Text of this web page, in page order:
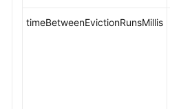
分
timeBetweenEvictionRunsMillis